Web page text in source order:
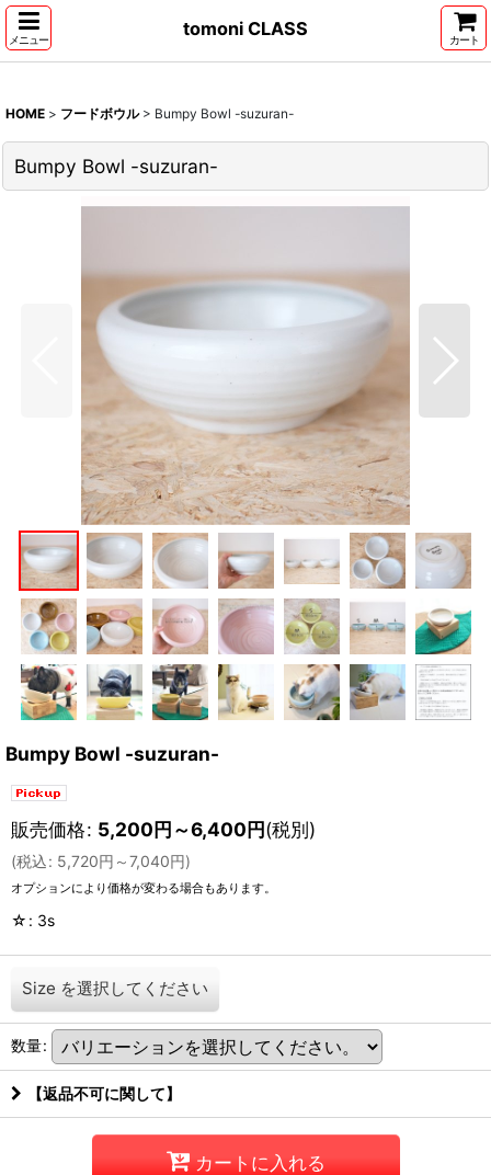
メニュー
tomoni CLASS
カート
HOME > フードボウル > Bumpy Bowl -suzuran-
Bumpy Bowl -suzuran-
Bumpy Bowl -suzuran-
販売価格: 5,200円～6,400円(税別)
(税込: 5,720円 ～7,040円)
オプションにより価格が変わる場合もあります。
☆ : 3s
Size を選択してください
数量:
【返品不可に関して】
カートに入れる